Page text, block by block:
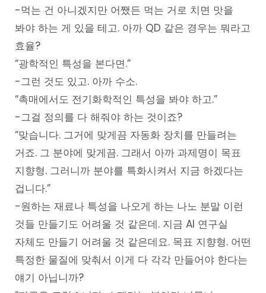
-먹는 건 아니겠지만 어쨌든 먹는 거로 치면 맛을
봐야 하는 게 있을 테고. 아까 QD 같은 경우는 뭐라고
효율?
“광학적인 특성을 본다면.”
-그런 것도 있고. 아까 수소.
“촉매에서도 전기화학적인 특성을 봐야 하고.”
-그걸 정의를 다 해줘야 하는 것이죠?
“맞습니다. 그거에 맞게끔 자동화 장치를 만들려는
거죠. 그 분야에 맞게끔. 그래서 아까 과제명이 목표
지향형. 그러니까 분야를 특화시켜서 지금 하겠다는
겁니다.”
-원하는 재료나 특성을 나오게 하는 나노 분말 이런
것들 만들기도 어려울 것 같은데. 지금 AI 연구실
자체도 만들기 어려울 것 같은데요. 목표 지향형. 어떤
특정한 물질에 맞춰서 이게 다 각각 만들어야 한다는
얘기 아닙니까?